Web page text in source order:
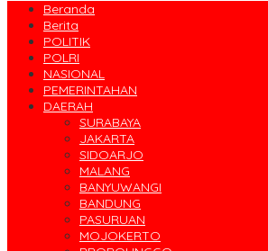
Beranda
Berita
POLITIK
POLRI
NASIONAL
PEMERINTAHAN
DAERAH
SURABAYA
JAKARTA
SIDOARJO
MALANG
BANYUWANGI
BANDUNG
PASURUAN
MOJOKERTO